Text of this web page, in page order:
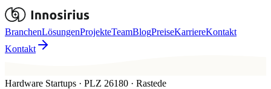
BranchenLösungenProjekteTeamBlogPreiseKarriereKontakt
Kontakt
Hardware Startups · PLZ 26180 · Rastede